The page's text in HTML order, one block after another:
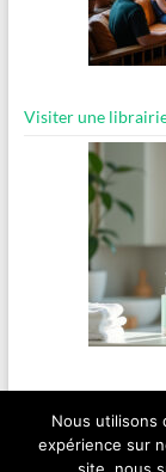
Visiter une
Routine bien-être
Nous utilisons
expérience sur